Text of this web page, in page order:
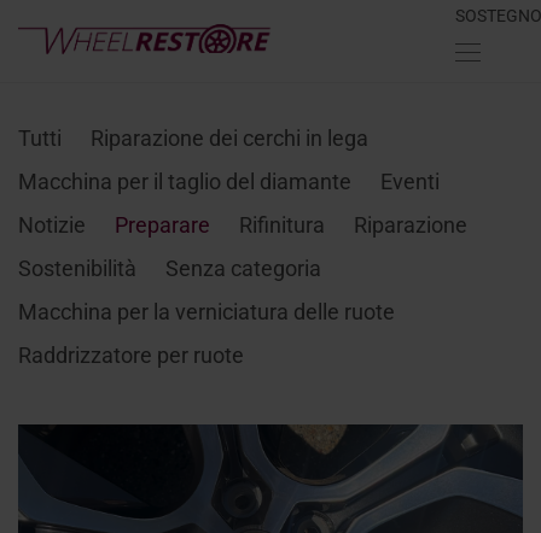
SOSTEGNO
Tutti
Riparazione dei cerchi in lega
Macchina per il taglio del diamante
Eventi
Notizie
Preparare Rifinitura
Riparazione
Sostenibilità
Senza categoria
Macchina per la verniciatura delle ruote
Raddrizzatore per ruote